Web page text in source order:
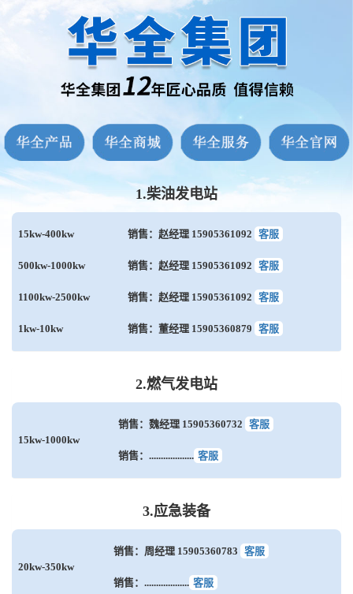
1.柴油发电站
15kw-400kw
500kw-1000kw
1100kw-2500kw
1kw-10kw
销售：赵经理 15905361092 客服
销售：赵经理 15905361092 客服
销售：赵经理 15905361092 客服
销售：董经理 15905360879 客服
2.燃气发电站
15kw-1000kw
销售：魏经理 15905360732 客服
销售：................... 客服
3.应急装备
20kw-350kw
销售：周经理 15905360783 客服
销售：................... 客服